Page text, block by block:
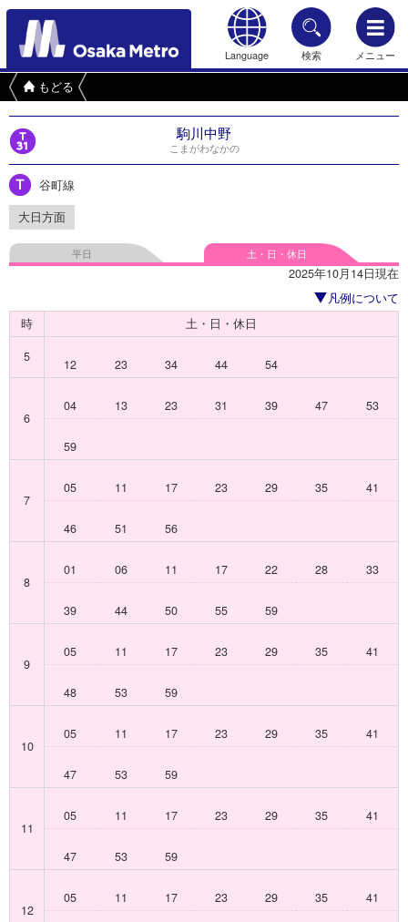
Language 検索 メニュー
もどる
駒川中野
こまがわなかの
谷町線
大日方面
平日 土・日・休日
2025年10月14日現在
凡例について
時
土・日・休日
5
12 23 34 44 54
6
04 13 23 31 39 47 53
59
7
05 11 17 23 29 35 41
46 51 56
8
01 06 11 17 22 28 33
39 44 50 55 59
9
05 11 17 23 29 35 41
48 53 59
10
05 11 17 23 29 35 41
47 53 59
11
05 11 17 23 29 35 41
47 53 59
12
05 11 17 23 29 35 41